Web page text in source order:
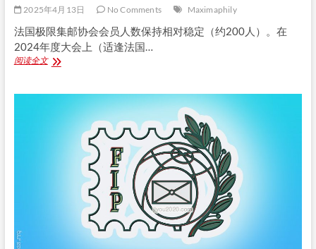
2025年4月13日 No Comments Maximaphily
法国极限集邮协会会员人数保持相对稳定（约200人）。在
2024年度大会上（适逢法国…
阅读全文法